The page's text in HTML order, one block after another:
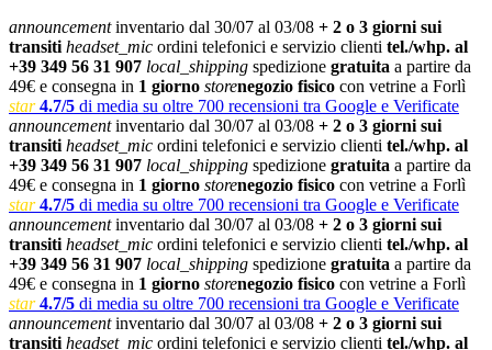
announcementinventario dal 30/07 al 03/08 + 2 o 3 giorni sui
transiti headset_mic ordini telefonici e servizio clienti tel./whp. al
+39 349 56 31 907 local_shipping spedizione gratuita a partire da
49€ e consegna in 1 giorno storenegozio fisico con vetrine a Forlì
star 4.7/5 di media su oltre 700 recensioni tra Google e Verificate
announcementinventario dal 30/07 al 03/08 + 2 o 3 giorni sui
transiti headset_mic ordini telefonici e servizio clienti tel./whp. al
+39 349 56 31 907 local_shipping spedizione gratuita a partire da
49€ e consegna in 1 giorno storenegozio fisico con vetrine a Forlì
star 4.7/5 di media su oltre 700 recensioni tra Google e Verificate
announcementinventario dal 30/07 al 03/08 + 2 o 3 giorni sui
transiti headset_mic ordini telefonici e servizio clienti tel./whp. al
+39 349 56 31 907 local_shipping spedizione gratuita a partire da
49€ e consegna in 1 giorno storenegozio fisico con vetrine a Forlì
star 4.7/5 di media su oltre 700 recensioni tra Google e Verificate
announcementinventario dal 30/07 al 03/08 + 2 o 3 giorni sui
transiti headset_mic ordini telefonici e servizio clienti tel./whp. al